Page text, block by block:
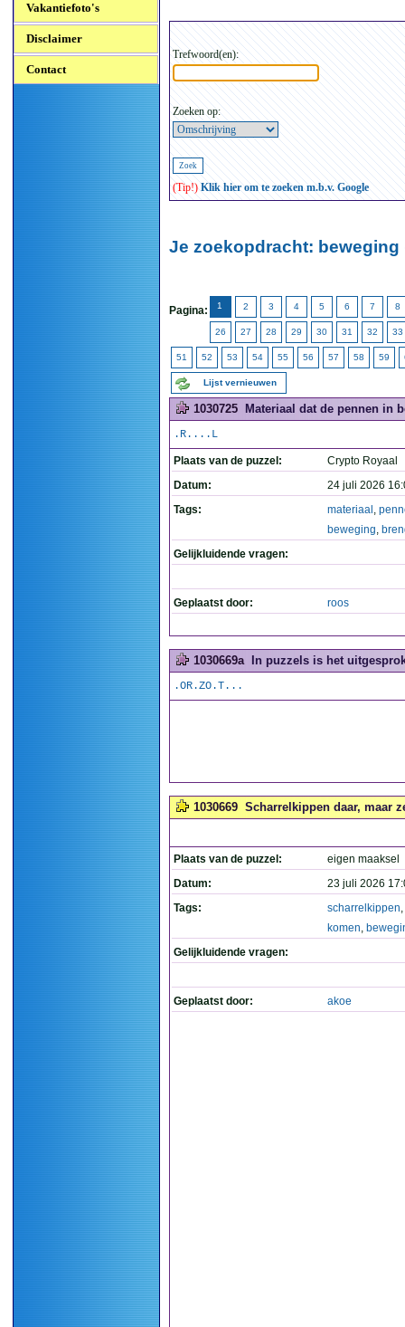
Vakantiefoto's
Disclaimer
Contact
Trefwoord(en):
Zoeken op:
(Tip!) Klik hier om te zoeken m.b.v. Google
Je zoekopdracht: beweging
Pagina: 1 2 3 4 5 6 7 8
26 27 28 29 30 31 32 33
51 52 53 54 55 56 57 58 59
Lijst vernieuwen
1030725 Materiaal dat de pennen in
.R....L
Plaats van de puzzel:
Crypto Royaal
Datum:
24 juli 2026
Tags:
materiaal ,
beweging,
Gelijkluidende vragen:
Geplaatst door: roos
1030669a In puzzels is het
.OR.ZO.T...
1030669 Scharrelkippen daar, maar
Plaats van de puzzel:
eigen maaksel
Datum:
23 juli 2026
Tags:
scharrelkippen,
komen,
Gelijkluidende vragen:
Geplaatst door: akoe